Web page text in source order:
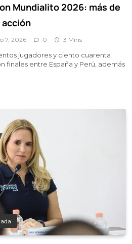
Mundialito 2026: más de
7, 2026 0 3 Mins
jugadores y ciento cuarenta
finales entre España y Perú, además